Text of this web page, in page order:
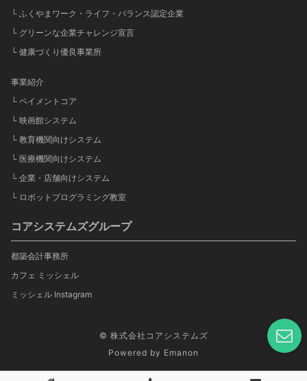
└ ふくやまワーク・ライフ・バランス認定企業
└ グリーンな企業チャレンジ宣言
└ 健康づくり優良事業所
事業紹介
└ ペイメントコア
└ 映画館システム
└ 教育機関向けシステム
└ 医療機関向けシステム
└ 企業・店舗向けシステム
└ ロボットプログラミング教室
コアシステムズグループ
都築会計事務所
カフェ ミッシェル
ミッシェル Instagram
© 株式会社コアシステムズ
Powered by Emanon